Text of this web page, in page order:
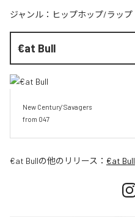
ジャンル： ヒップホップ/ラップ
€at Bull
New Century' Savagers
from 047
€at Bullの他のリリース： €at Bull